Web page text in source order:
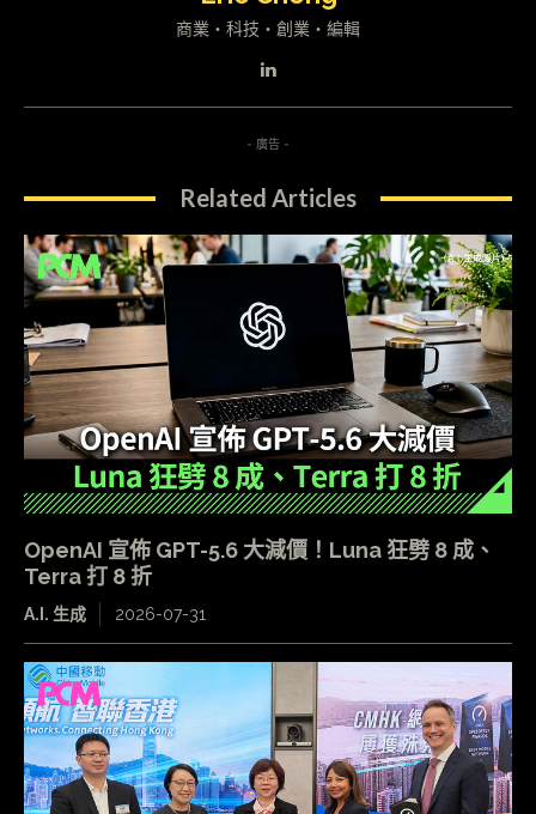
商業・科技・創業・編輯
- 廣告 -
Related Articles
OpenAI 宣佈 GPT-5.6 大減價！Luna 狂劈 8 成、
Terra 打 8 折
A.I. 生成 2026-07-31